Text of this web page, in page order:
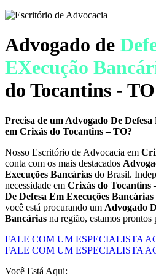
Advogado de
EXecução
do Tocantins - TO
Precisa de um Advogado De
em Crixás do Tocantins – TO?
Nosso Escritório de Advocacia em
conta com os mais destacados
Execuções Bancárias do Brasil.
necessidade em Crixás do Tocantins
De Defesa Em Execuções Bancárias
você está procurando um Advogado
Bancárias na região, estamos prontos
FALE COM UM ESPECIALISTA
FALE COM UM ESPECIALISTA
Você Está Aqui: